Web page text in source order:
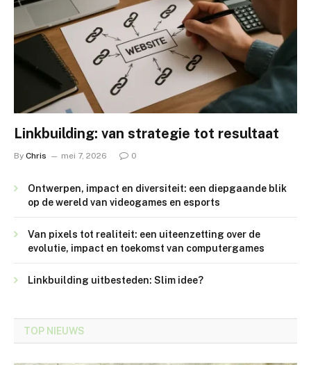
Linkbuilding: van strategie tot resultaat
By Chris mei 7, 2026 0
Ontwerpen, impact en diversiteit: een diepgaande blik
op de wereld van videogames en esports
Van pixels tot realiteit: een uiteenzetting over de
evolutie, impact en toekomst van computergames
Linkbuilding uitbesteden: Slim idee?
TOP NIEUWS